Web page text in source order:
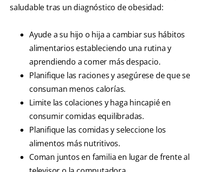
saludable tras un diagnóstico de obesidad:
Ayude a su hijo o hija a cambiar sus hábitos
alimentarios estableciendo una rutina y
aprendiendo a comer más despacio.
Planifique las raciones y asegúrese de que se
consuman menos calorías.
Limite las colaciones y haga hincapié en
consumir comidas equilibradas.
Planifique las comidas y seleccione los
alimentos más nutritivos.
Coman juntos en familia en lugar de frente al